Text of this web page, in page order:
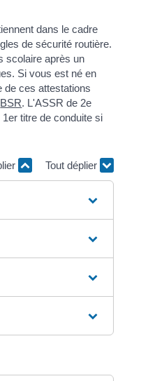
dans le cadre
de sécurité routière.
scolaire après un
Si vous est né en
de ces attestations
BSR. L'ASSR de 2e
1er titre de conduite si
Tout déplier